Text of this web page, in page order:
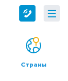
Страны